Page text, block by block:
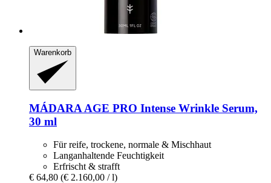
Warenkorb
MÁDARA AGE PRO Intense Wrinkle Serum,
30 ml
Für reife, trockene, normale & Mischhaut
Langanhaltende Feuchtigkeit
Erfrischt & strafft
€ 64,80 (€ 2.160,00 / l)